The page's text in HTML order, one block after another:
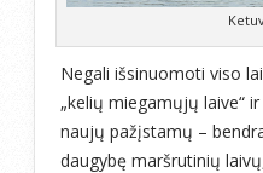
Negali išsinuomoti viso
„kelių miegamųjų laive“
naujų pažįstamų –
daugybę maršrutinių